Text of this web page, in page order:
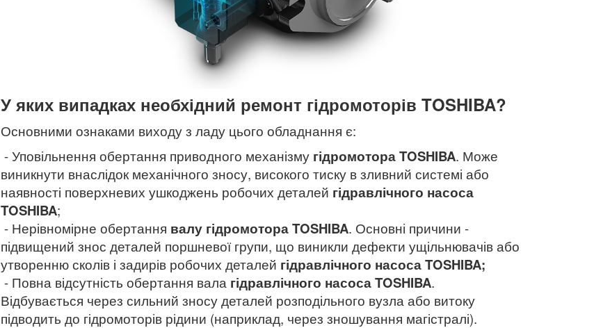
У яких випадках необхідний ремонт гідромоторів TOSHIBA?
Основними ознаками виходу з ладу цього обладнання є:
- Уповільнення обертання приводного механізму гідромотораTOSHIBA. Може
виникнути внаслідок механічного зносу, високого тиску в зливний системі або
наявності поверхневих ушкоджень робочих деталей гідравлічного насоса
TOSHIBA;
- Нерівномірне обертання валу гідромотора TOSHIBA. Основні причини -
підвищений знос деталей поршневої групи, що виникли дефекти ущільнювачів або
утворенню сколів і задирів робочих деталей гідравлічного насосаTOSHIBA;
- Повна відсутність обертання вала гідравлічного насосаTOSHIBA.
Відбувається через сильний зносу деталей розподільного вузла або витоку
підводить до гідромоторів рідини (наприклад, через зношування магістралі).